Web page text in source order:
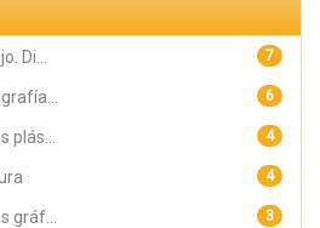
7
Di...
6
4
4
3
gráf...